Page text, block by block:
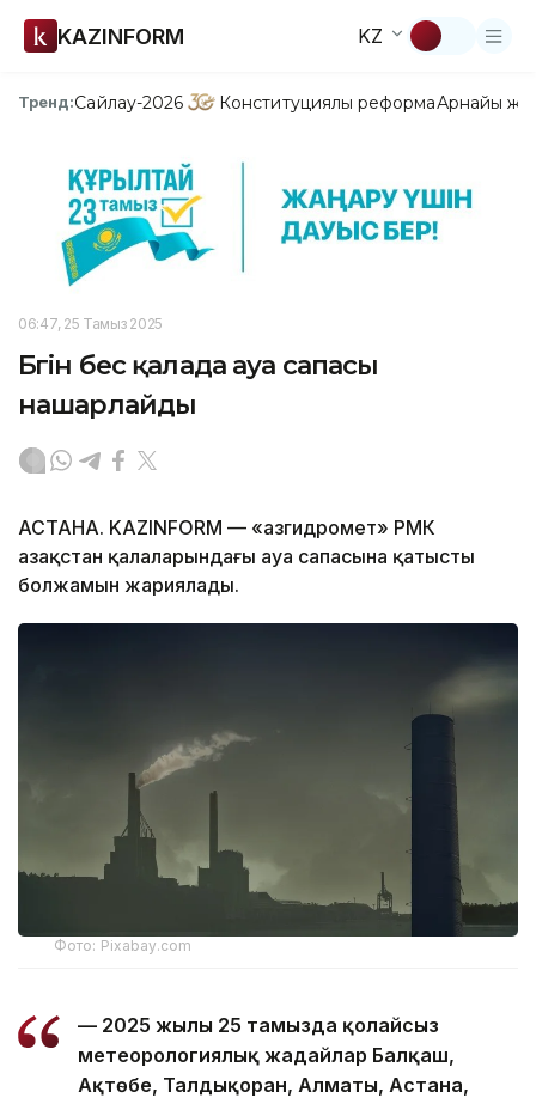
KAZINFORM KZ
Тренд:Сайлау-2026 Конституциялық реформаАрнайы
06:47, 25 Тамыз 2025
Бүгін бес қалада ауа сапасы
нашарлайды
АСТАНА. KAZINFORM — «Қазгидромет» РМК
Қазақстан қалаларындағы ауа сапасына қатысты
болжамын жариялады.
Фото: Pixabay.com
— 2025 жылғы 25 тамызда қолайсыз
метеорологиялық жағдайлар Балқаш,
Ақтөбе, Талдықорған, Алматы, Астана,